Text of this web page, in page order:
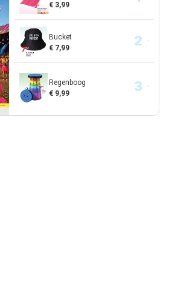
€ 3,99
Bucket
€ 7,99
Regenboog
€ 9,99